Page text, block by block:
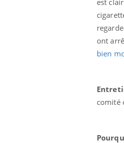
ont
bien
comité